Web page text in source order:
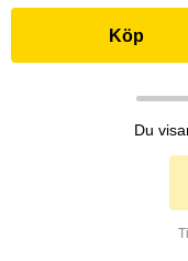
Köp
Du